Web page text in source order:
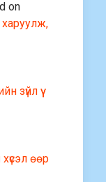
on
зүйл үү
өөр